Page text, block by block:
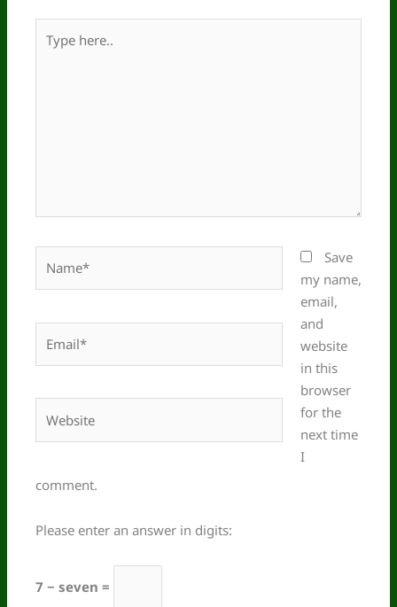
here..
Save
my name,
email,
and
website
in this
browser
for the
next time
I
comment.
Please enter an answer in digits:
7 − seven =